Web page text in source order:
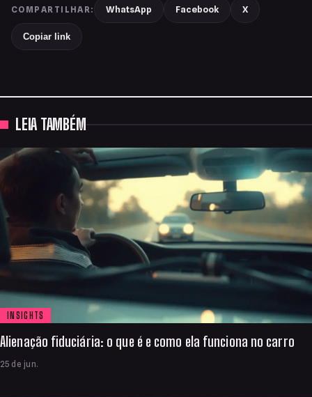
COMPARTILHAR: WhatsApp Facebook X
Copiar link
LEIA TAMBÉM
INSIGHTS
Alienação fiduciária: o que é e como ela funciona no carro
25 de jun.